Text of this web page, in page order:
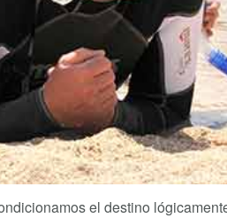
el destino